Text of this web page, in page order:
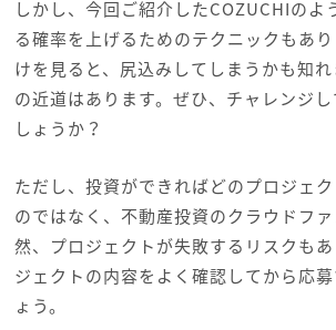
しかし、今回ご紹介したCOZUCHIのよ
る確率を上げるためのテクニックもあ
けを見ると、尻込みしてしまうかも知
の近道はあります。ぜひ、チャレンジ
しょうか？
ただし、投資ができればどのプロジェ
のではなく、不動産投資のクラウドフ
然、プロジェクトが失敗するリスクも
ジェクトの内容をよく確認してから応
ょう。